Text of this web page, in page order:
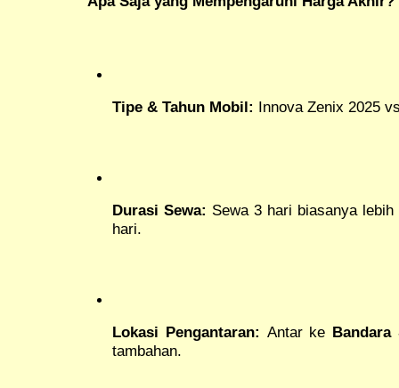
Tipe & Tahun Mobil: Innova Zenix 2025
Durasi Sewa: Sewa 3 hari biasanya
hari.
Lokasi Pengantaran: Antar ke Bandara
tambahan.